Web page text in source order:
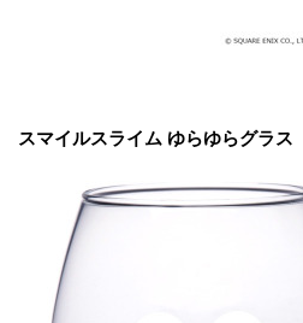
スマイルスライム ゆらゆらグラス